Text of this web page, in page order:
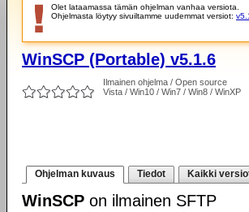
Olet lataamassa tämän ohjelman vanhaa versiota.
Ohjelmasta löytyy sivuiltamme uudemmat versiot:
WinSCP (Portable) v5.1.6
Ilmainen ohjelma / Open source
Vista / Win10 / Win7 / Win8 / WinXP
Ohjelman kuvaus Tiedot Kaikki
WinSCP on ilmainen SFTP